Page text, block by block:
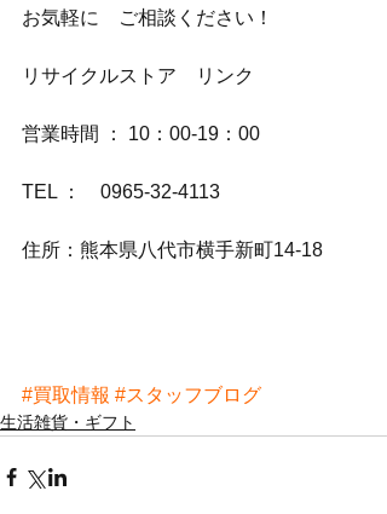
お気軽に　ご相談ください！
リサイクルストア　リンク
営業時間 ： 10：00-19：00
TEL ：　0965-32-4113
住所：熊本県八代市横手新町14-18
#買取情報 #スタッフブログ
生活雑貨・ギフト